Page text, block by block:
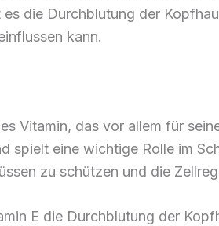
die Durchblutung der
kann.
Vitamin, das vor allem für
spielt eine wichtige Rolle im
zu schützen und die
E die Durchblutung der